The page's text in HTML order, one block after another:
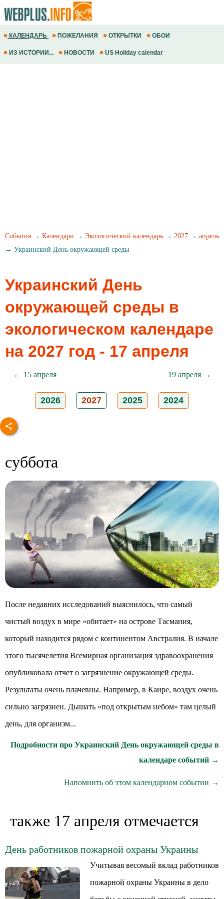
КАЛЕНДАРЬ ПОЖЕЛАНИЯ ОТКРЫТКИ ОБОИ
ИЗ ИСТОРИИ... НОВОСТИ US Holiday calendar
События → Календари → Экологический календарь → 2027 → апрель
→ Украинский День окружающей среды
Украинский День
окружающей среды в
экологическом календаре
на 2027 год - 17 апреля
← 15 апреля 19 апреля →
2026 2027 2025 2024
суббота
После недавних исследований выяснилось, что самый
чистый воздух в мире «обитает» на острове Тасмания,
который находится рядом с континентом Австралия. В начале
этого тысячелетия Всемирная организация здравоохранения
опубликовала отчет о загрязнение окружающей среды.
Результаты очень плачевны. Например, в Каире, воздух очень
сильно загрязнен. Дышать «под открытым небом» там целый
день, для организм...
Подробности про Украинский День окружающей среды в
календаре событий →
Напомнить об этом календарном событии →
также 17 апреля отмечается
День работников пожарной охраны Украины
Учитывая весомый вклад работников
пожарной охраны Украины в дело